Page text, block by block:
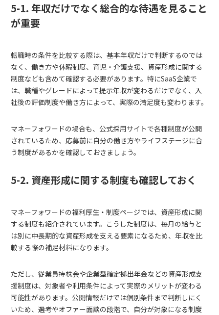
5-1. 年収だけでなく総合的な待遇を見ること
が重要
転職時の条件を比較する際は、基本年収だけで判断するのでは
なく、働き方や休暇制度、育児・介護支援、資産形成に関する
制度なども含めて確認する必要があります。特にSaaS企業で
は、職種やグレードによって提示年収が変わるだけでなく、入
社後の評価制度や働き方によって、実際の満足度も変わります。
マネーフォワードの場合も、公式採用サイトで各種制度が公開
されているため、応募前に自分の働き方やライフステージに合
う制度があるかを確認しておきましょう。
5-2. 資産形成に関する制度も確認しておく
マネーフォワードの福利厚生・制度ページでは、資産形成に関
する制度も紹介されています。こうした制度は、毎月の給与と
は別に中長期的な資産形成を支える要素になるため、年収を比
較する際の補足材料になります。
ただし、従業員持株会や企業型確定拠出年金などの資産形成支
援制度は、対象者や利用条件によって実際のメリットが変わる
可能性があります。公開情報だけでは個別条件まで判断しにく
いため、選考やオファー面談の段階で、自分が対象になる制度